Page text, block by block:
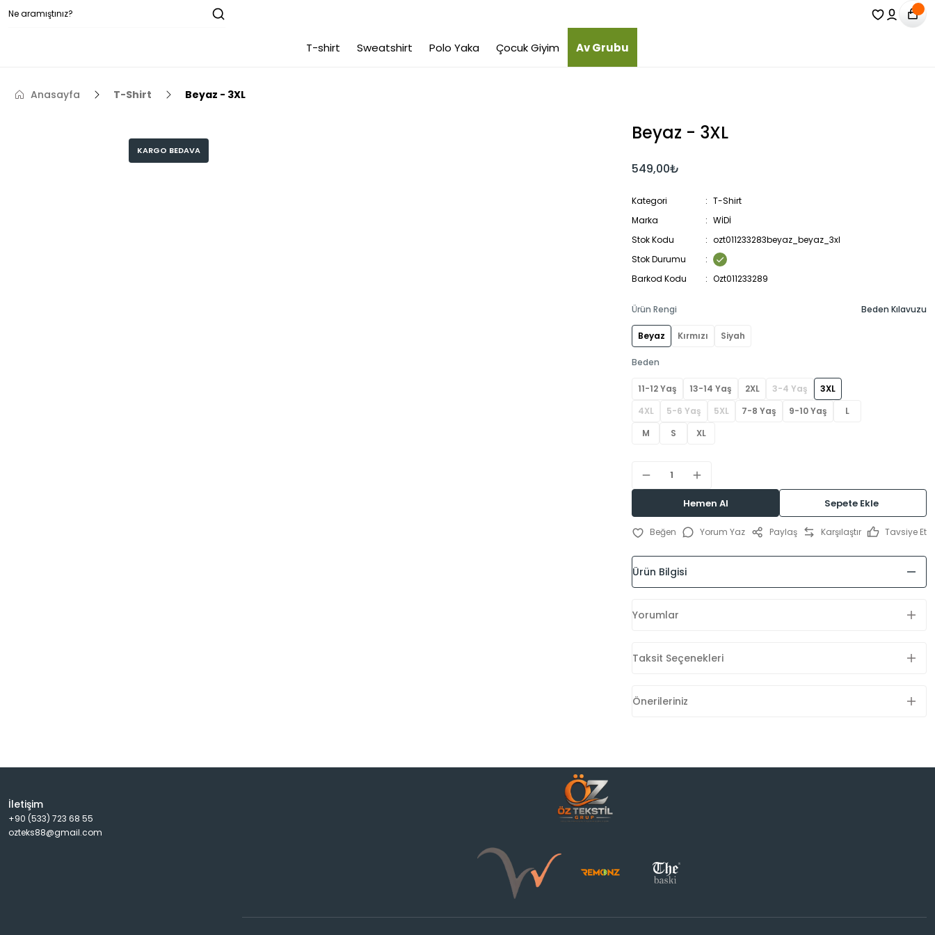
T-shirt Sweatshirt Polo Yaka Çocuk Giyim Av Grubu
Anasayfa T-Shirt Beyaz - 3XL
KARGO BEDAVA
Beyaz - 3XL
549,00₺
Kategori
T-Shirt
Marka
WİDİ
Stok Kodu
ozt011233283beyaz_beyaz_3xl
Stok Durumu
Barkod Kodu
Ozt011233289
Ürün Rengi
Beyaz Kırmızı Siyah
Beden
11-12 Yaş 13-14 Yaş 2XL 3-4 Yaş
3XL
4XL
5-6 Yaş 5XL 7-8 Yaş 9-10 Yaş
L
M
S XL
Beden Kılavuzu
Hemen Al Sepete Ekle
Yorum Yaz Paylaş Karşılaştır Tavsiye Et
Ürün Bilgisi
Yorumlar
Taksit Seçenekleri
Önerileriniz
İletişim
+90 (533) 723 68 55
ozteks88@gmail.com